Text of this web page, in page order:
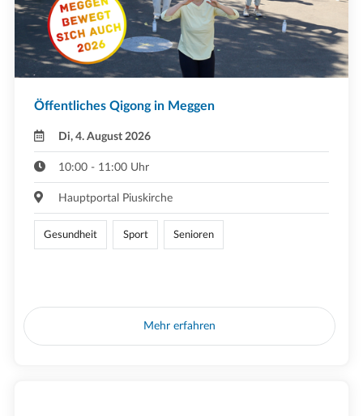
Öffentliches Qigong in Meggen
Di, 4. August 2026
10:00 - 11:00 Uhr
Hauptportal Piuskirche
Gesundheit Sport Senioren
Mehr erfahren